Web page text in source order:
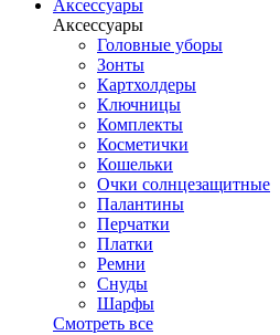
Аксессуары
Аксессуары
Головные уборы
Зонты
Картхолдеры
Ключницы
Комплекты
Косметички
Кошельки
Очки солнцезащитные
Палантины
Перчатки
Платки
Ремни
Снуды
Шарфы
Смотреть все